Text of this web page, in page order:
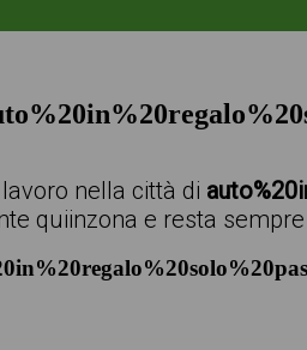
nella città di
quiinzona e resta